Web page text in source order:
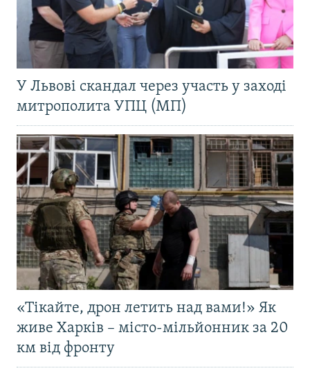
У Львові скандал через участь у заході
митрополита УПЦ (МП)
«Тікайте, дрон летить над вами!» Як
живе Харків – місто-мільйонник за 20
км від фронту